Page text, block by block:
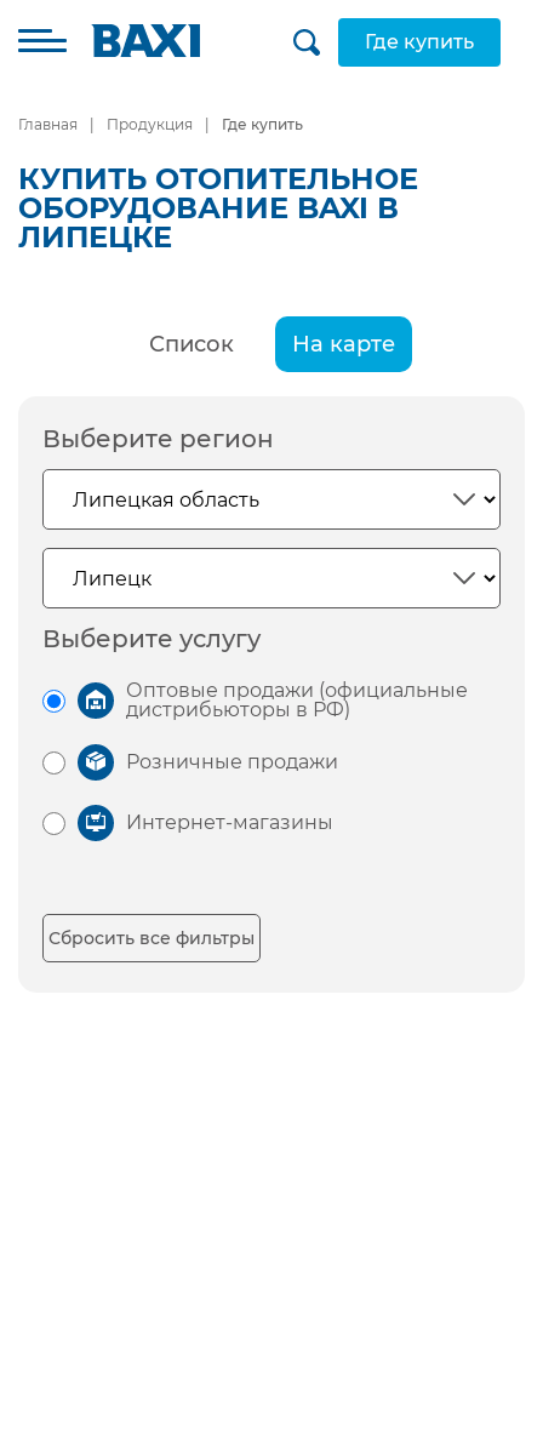
Где купить
Главная Продукция Где купить
КУПИТЬ ОТОПИТЕЛЬНОЕ
ОБОРУДОВАНИЕ BAXI В
ЛИПЕЦКЕ
Список На карте
Выберите регион
Выберите услугу
Оптовые продажи (официальные
дистрибьюторы в РФ)
Розничные продажи
Интернет-магазины
Сбросить все фильтры